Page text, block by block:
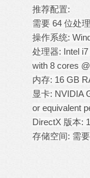
推荐配置:
需要 64 位处
操作系统:
处理器: Intel
with 8 cores
内存: 16 GB
显卡: NVIDIA
or equivalent
DirectX 版本:
存储空间: 需